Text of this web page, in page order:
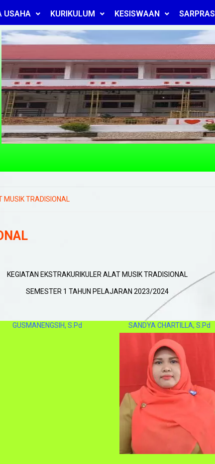
USAHA KURIKULUM KESISWAAN SARPRAS
MUSIK TRADISIONAL
KEGIATAN EKSTRAKURIKULER ALAT MUSIK TRADISIONAL
SEMESTER 1 TAHUN PELAJARAN 2023/2024
GUSMANENGSIH, S.Pd SANDYA CHARTILLA, S.Pd